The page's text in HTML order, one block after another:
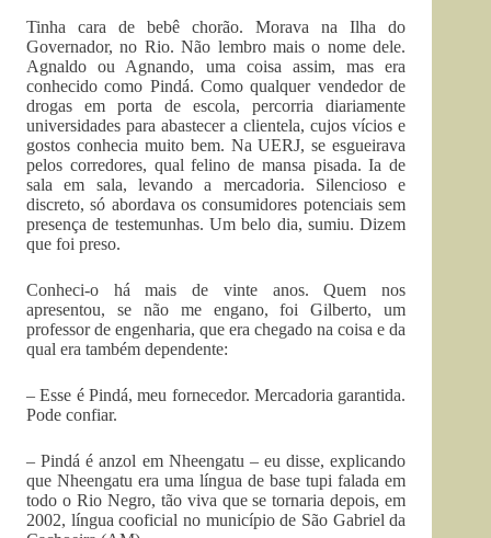
Tinha cara de bebê chorão. Morava na Ilha do
Governador, no Rio. Não lembro mais o nome dele.
Agnaldo ou Agnando, uma coisa assim, mas era
conhecido como Pindá. Como qualquer vendedor de
drogas em porta de escola, percorria diariamente
universidades para abastecer a clientela, cujos vícios e
gostos conhecia muito bem. Na UERJ, se esgueirava
pelos corredores, qual felino de mansa pisada. Ia de
sala em sala, levando a mercadoria. Silencioso e
discreto, só abordava os consumidores potenciais sem
presença de testemunhas. Um belo dia, sumiu. Dizem
que foi preso.
Conheci-o há mais de vinte anos. Quem nos
apresentou, se não me engano, foi Gilberto, um
professor de engenharia, que era chegado na coisa e da
qual era também dependente:
– Esse é Pindá, meu fornecedor. Mercadoria garantida.
Pode confiar.
– Pindá é anzol em Nheengatu – eu disse, explicando
que Nheengatu era uma língua de base tupi falada em
todo o Rio Negro, tão viva que se tornaria depois, em
2002, língua cooficial no município de São Gabriel da